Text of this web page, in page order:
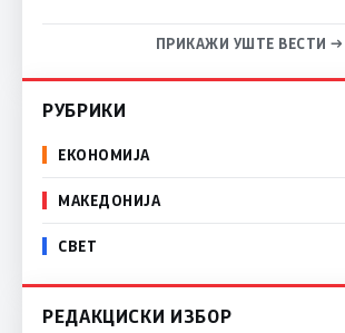
ПРИКАЖИ УШТЕ ВЕСТИ →
РУБРИКИ
ЕКОНОМИЈА
МАКЕДОНИЈА
СВЕТ
РЕДАКЦИСКИ ИЗБОР